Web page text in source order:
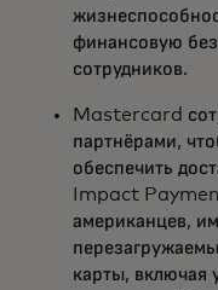
финансовую
сотрудников.
Mastercard
партнёрами,
обеспечить
Impact
американцев,
карты, включая